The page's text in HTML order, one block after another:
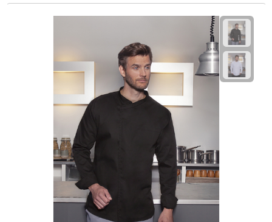
Lunchtassen
Heuptassen
Matrozentassen
Reizen
Reisbekers